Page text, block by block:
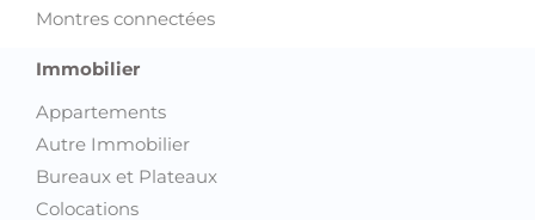
Montres connectées
Immobilier
Appartements
Autre Immobilier
Bureaux et Plateaux
Colocations